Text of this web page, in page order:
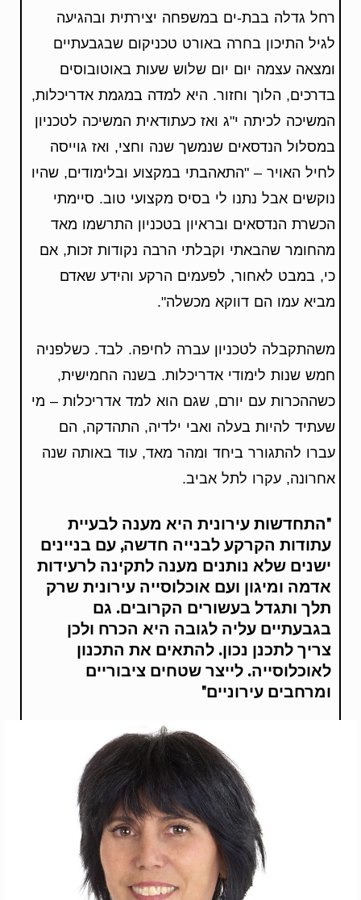
רחל גדלה בבת-ים במשפחה יצירתית ובהגיעה
לגיל התיכון בחרה באורט טכניקום שבגבעתיים
ומצאה עצמה יום יום שלוש שעות באוטובוסים
בדרכים, הלוך וחזור. היא למדה במגמת אדריכלות,
המשיכה לכיתה י"ג ואז כעתודאית המשיכה לטכניון
במסלול הנדסאים שנמשך שנה וחצי, ואז גוייסה
לחיל האויר – "התאהבתי במקצוע ובלימודים, שהיו
נוקשים אבל נתנו לי בסיס מקצועי טוב. סיימתי
הכשרת הנדסאים ובראיון בטכניון התרשמו מאד
מהחומר שהבאתי וקבלתי הרבה נקודות זכות, אם
כי, במבט לאחור, לפעמים הרקע והידע שאדם
מביא עמו הם דווקא מכשלה".
משהתקבלה לטכניון עברה לחיפה. לבד. כשלפניה
חמש שנות לימודי אדריכלות. בשנה החמישית,
כשההכרות עם יורם, שגם הוא למד אדריכלות – מי
שעתיד להיות בעלה ואבי ילדיה, התהדקה, הם
עברו להתגורר ביחד ומהר מאד, עוד באותה שנה
אחרונה, עקרו לתל אביב.
"התחדשות עירונית היא מענה לבעיית
עתודות הקרקע לבנייה חדשה, עם בניינים
ישנים שלא נותנים מענה לתקינה לרעידות
אדמה ומיגון ועם אוכלוסייה עירונית שרק
תלך ותגדל בעשורים הקרובים. גם
בגבעתיים עליה לגובה היא הכרח ולכן
צריך לתכנן נכון. להתאים את התכנון
לאוכלוסייה. לייצר שטחים ציבוריים
ומרחבים עירוניים"